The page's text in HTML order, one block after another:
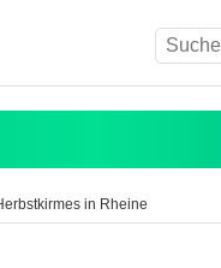
in Rheine